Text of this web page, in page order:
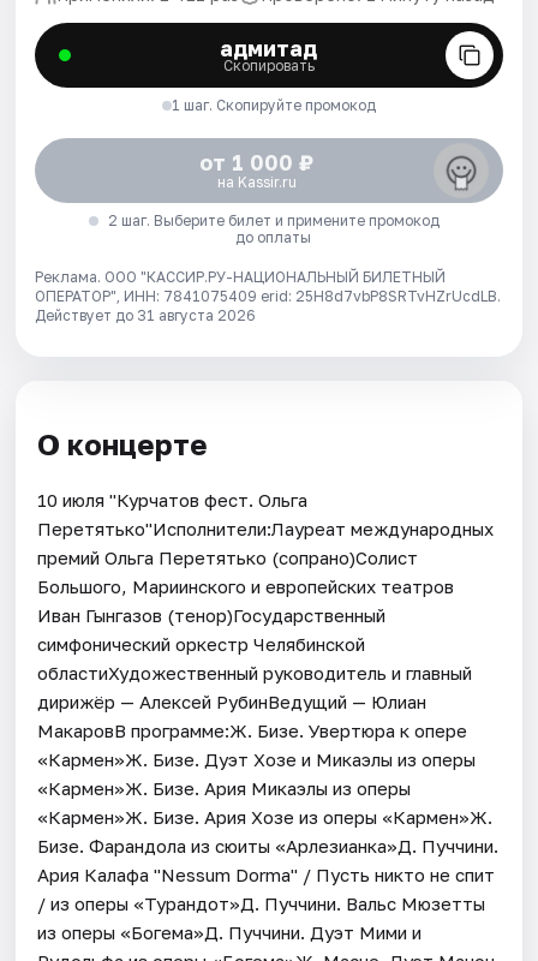
адмитад
Скопировать
1 шаг. Скопируйте промокод
от 1 000 ₽
на Kassir.ru
2 шаг. Выберите билет и примените промокод
до оплаты
Реклама. ООО "КАССИР.РУ-НАЦИОНАЛЬНЫЙ БИЛЕТНЫЙ
ОПЕРАТОР", ИНН: 7841075409 erid: 25H8d7vbP8SRTvHZrUcdLB.
Действует до 31 августа 2026
О концерте
10 июля "Курчатов фест. Ольга
Перетятько"Исполнители:Лауреат международных
премий Ольга Перетятько (сопрано)Солист
Большого, Мариинского и европейских театров
Иван Гынгазов (тенор)Государственный
симфонический оркестр Челябинской
областиХудожественный руководитель и главный
дирижёр — Алексей РубинВедущий — Юлиан
МакаровВ программе:Ж. Бизе. Увертюра к опере
«Кармен»Ж. Бизе. Дуэт Хозе и Микаэлы из оперы
«Кармен»Ж. Бизе. Ария Микаэлы из оперы
«Кармен»Ж. Бизе. Ария Хозе из оперы «Кармен»Ж.
Бизе. Фарандола из сюиты «Арлезианка»Д. Пуччини.
Ария Калафа "Nessum Dorma" / Пусть никто не спит
/ из оперы «Турандот»Д. Пуччини. Вальс Мюзетты
из оперы «Богема»Д. Пуччини. Дуэт Мими и